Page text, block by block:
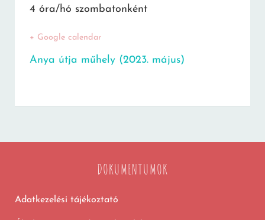
4 óra/hó szombatonként
+ Google calendar
Anya útja műhely (2023. május)
DOKUMENTUMOK
Adatkezelési tájékoztató